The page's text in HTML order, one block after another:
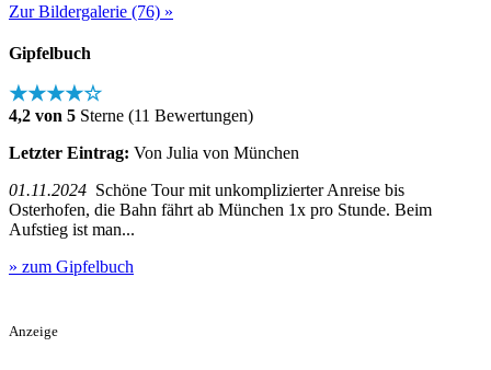
Zur Bildergalerie (76) »
Gipfelbuch
★★★★☆
4,2 von 5 Sterne (11 Bewertungen)
Letzter Eintrag: Von Julia von München
01.11.2024 Schöne Tour mit unkomplizierter Anreise bis
Osterhofen, die Bahn fährt ab München 1x pro Stunde. Beim
Aufstieg ist man...
» zum Gipfelbuch
Anzeige